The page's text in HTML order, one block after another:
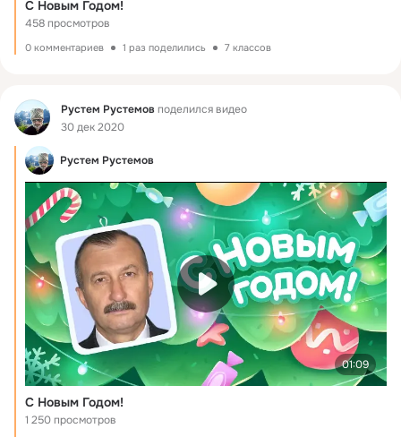
С Новым Годом!
458 просмотров
0 комментариев 1 раз поделились 7 классов
Фид Рустем Рустемов поделился видео
30 дек 2020
Рустем Рустемов
01:09
С Новым Годом!
1 250 просмотров